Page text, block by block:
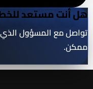
هل أنت مستعد
تواصل مع المسؤول
ممكن.